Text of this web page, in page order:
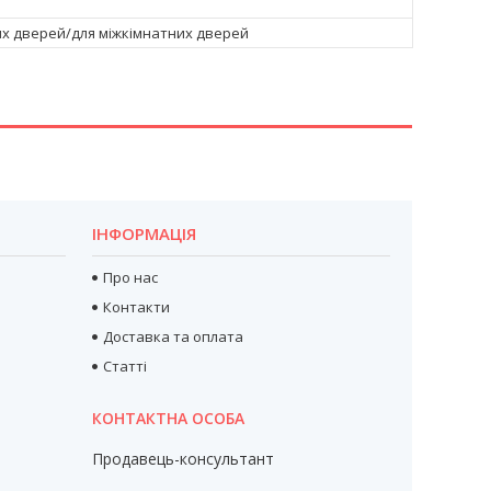
дверей/для міжкімнатних дверей
ІНФОРМАЦІЯ
Про нас
Контакти
Доставка та оплата
Статті
Продавець-консультант